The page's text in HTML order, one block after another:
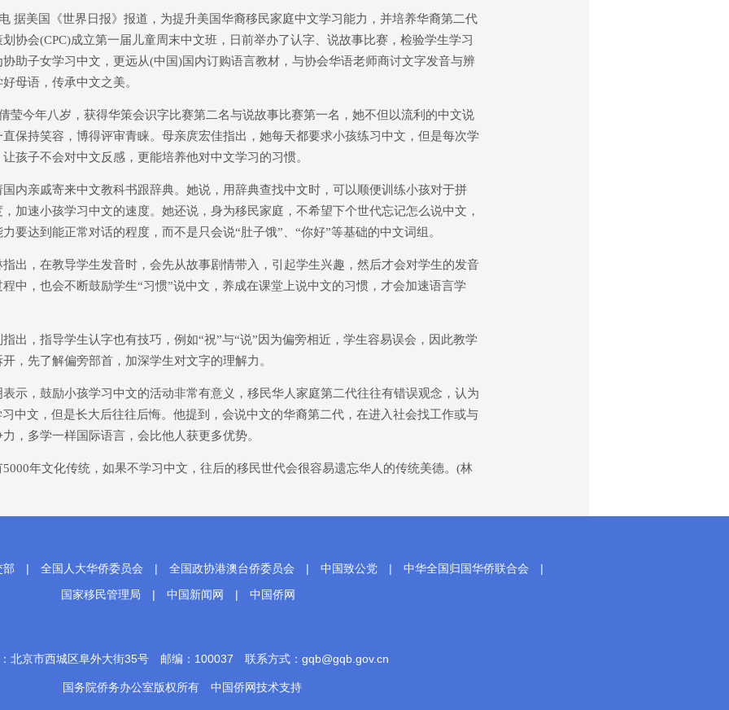
美国《世界日报》报道，为提升美国华裔移民家庭中文学习能力，并培养华裔第二代
协会(CPC)成立第一届儿童周末中文班，日前举办了认字、说故事比赛，检验学生学习
助子女学习中文，更远从(中国)国内订购语言教材，与协会华语老师商讨文字发音与辨
母语，传承中文之美。
年八岁，获得华策会识字比赛第二名与说故事比赛第一名，她不但以流利的中文说
保持笑容，博得评审青睐。母亲庹宏佳指出，她每天都要求小孩练习中文，但是每次学
孩子不会对中文反感，更能培养他对中文学习的习惯。
亲戚寄来中文教科书跟辞典。她说，用辞典查找中文时，可以顺便训练小孩对于拼
加速小孩学习中文的速度。她还说，身为移民家庭，不希望下个世代忘记怎么说中文，
要达到能正常对话的程度，而不是只会说“肚子饿”、“你好”等基础的中文词组。
，在教导学生发音时，会先从故事剧情带入，引起学生兴趣，然后才会对学生的发音
中，也会不断鼓励学生“习惯”说中文，养成在课堂上说中文的习惯，才会加速语言学
，指导学生认字也有技巧，例如“祝”与“说”因为偏旁相近，学生容易误会，因此教学
，先了解偏旁部首，加深学生对文字的理解力。
，鼓励小孩学习中文的活动非常有意义，移民华人家庭第二代往往有错误观念，认为
中文，但是长大后往往后悔。他提到，会说中文的华裔第二代，在进入社会找工作或与
，多学一样国际语言，会比他人获更多优势。
年文化传统，如果不学习中文，往后的移民世代会很容易遗忘华人的传统美德。(林
部 | 全国人大华侨委员会 | 全国政协港澳台侨委员会 | 中国致公党 | 中华全国归国华侨联合会
|
国家移民管理局
| 中国新闻网 | 中国侨网
北京市西城区阜外大街35号 邮编：100037 联系方式：gqb@gqb.gov.cn
国务院侨务办公室版权所有 中国侨网技术支持